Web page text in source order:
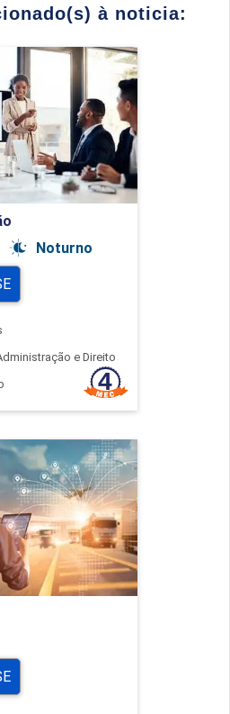
à noticia:
Noturno
e Direito
Administração
Detalhes do curso
Ir para Inscrição
Logística
do curso
Ir para Inscrição